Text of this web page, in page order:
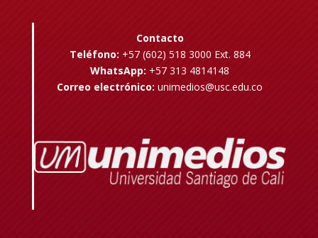
Contacto
Teléfono: +57 (602) 518 3000 Ext. 884
WhatsApp: +57 313 4814148
Correo electrónico: unimedios@usc.edu.co